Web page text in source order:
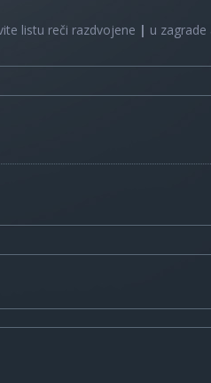
listu reči razdvojene | u